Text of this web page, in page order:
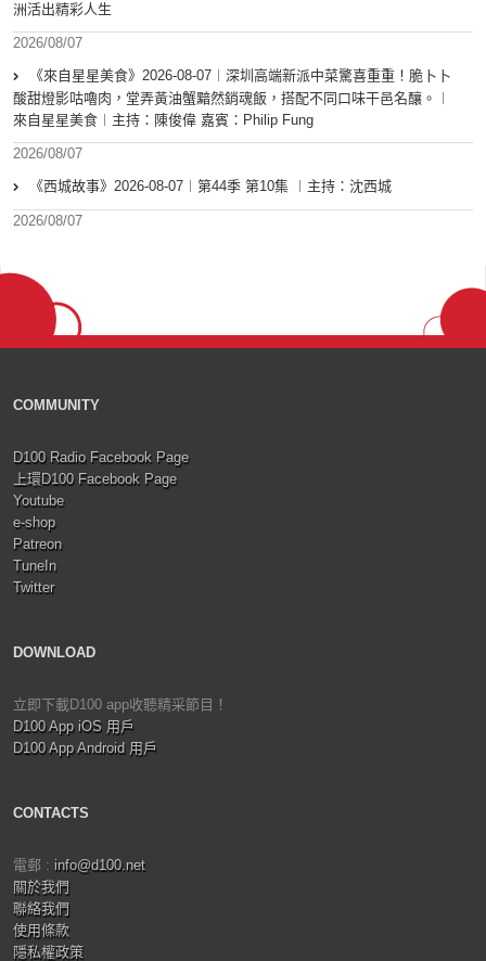
洲活出精彩人生
2026/08/07
《來自星星美食》2026-08-07︱深圳高端新派中菜驚喜重重！脆卜卜
酸甜燈影咕嚕肉，堂弄黃油蟹黯然銷魂飯，搭配不同口味干邑名釀。︱
來自星星美食︱主持：陳俊偉 嘉賓：Philip Fung
2026/08/07
《西城故事》2026-08-07︱第44季 第10集 ︱主持：沈西城
2026/08/07
COMMUNITY
D100 Radio Facebook Page
上環D100 Facebook Page
Youtube
e-shop
Patreon
TuneIn
Twitter
DOWNLOAD
立即下載D100 app收聽精采節目！
D100 App iOS 用戶
D100 App Android 用戶
CONTACTS
電郵 : info@d100.net
關於我們
聯絡我們
使用條款
隱私權政策